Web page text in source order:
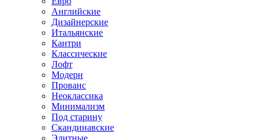
Английские
Дизайнерские
Итальянские
Кантри
Классические
Лофт
Модерн
Прованс
Неоклассика
Минимализм
Под старину
Скандинавские
Элитные